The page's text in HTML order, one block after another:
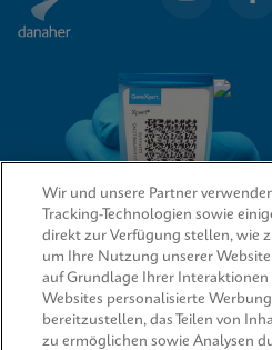
QUICK LINKS
Wir und unsere Partner
Tracking-Technologien sowie
direkt zur Verfügung stellen, wie
um Ihre Nutzung unserer
auf Grundlage Ihrer Interaktionen
Websites personalisierte
bereitzustellen, das Teilen von
zu ermöglichen sowie Analysen